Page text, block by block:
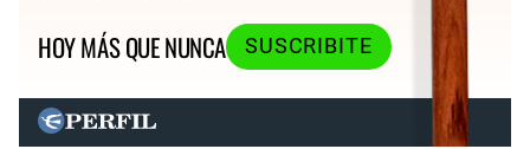
HOY MÁS QUE NUNCA
SUSCRIBITE